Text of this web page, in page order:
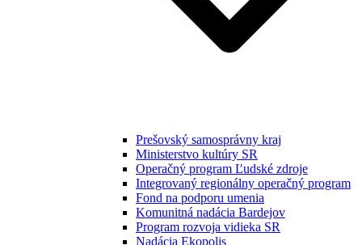
Prešovský samosprávny kraj
Ministerstvo kultúry SR
Operačný program Ľudské zdroje
Integrovaný regionálny operačný program
Fond na podporu umenia
Komunitná nadácia Bardejov
Program rozvoja vidieka SR
Nadácia Ekopolis